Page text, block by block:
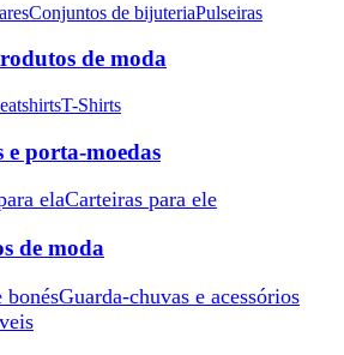
Conjuntos de bijuteriaPulseiras
de moda
T-Shirts
e porta-moedas
elaCarteiras para ele
de moda
bonésGuarda-chuvas e acessórios